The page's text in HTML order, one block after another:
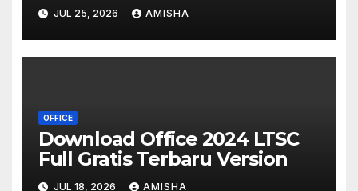
JUL 25, 2026 AMISHA
OFFICE
Download Office 2024 LTSC
Full Gratis Terbaru Version
JUL 18, 2026 AMISHA